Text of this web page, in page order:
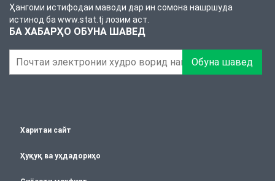
Ҳангоми истифодаи маводи дар ин сомона нашршуда
истинод ба www.stat.tj лозим аст.
БА ХАБАРҲО ОБУНА ШАВЕД
Обуна шавед
Харитаи сайт
Ҳуқуқ ва уҳдадориҳо